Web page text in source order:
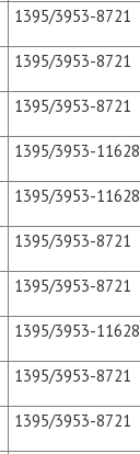
1395/3953-8721
1395/3953-8721
1395/3953-8721
1395/3953-11628
1395/3953-11628
1395/3953-8721
1395/3953-8721
1395/3953-11628
1395/3953-8721
1395/3953-8721